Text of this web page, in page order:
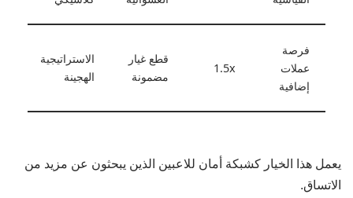
فرصة
عملات
إضافية
1.5x
قطع غيار
مضمونة
الاستراتيجية
الهجينة
يعمل هذا الخيار كشبكة أمان للاعبين الذين يبحثون عن مزيد من
الاتساق.